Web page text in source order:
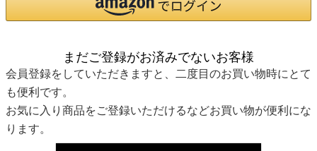
まだご登録がお済みでないお客様
会員登録をしていただきますと、二度目のお買い物時にとて
も便利です。
お気に入り商品をご登録いただけるなどお買い物が便利にな
ります。